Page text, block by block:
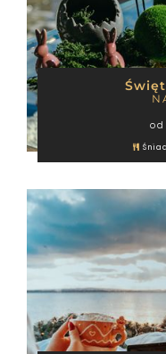
EFEKT WOW
od